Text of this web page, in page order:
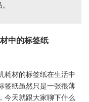
中的标签纸
耗材的标签纸在生活中
签纸虽然只是一张很薄
今天就跟大家聊下什么